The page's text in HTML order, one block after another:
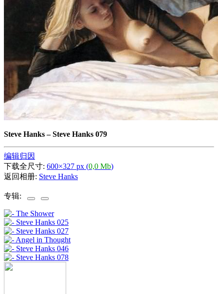
Steve Hanks–Steve Hanks 079
编辑归因
下载全尺寸: 600×327 px (0,0 Mb)
返回相册: Steve Hanks
专辑: